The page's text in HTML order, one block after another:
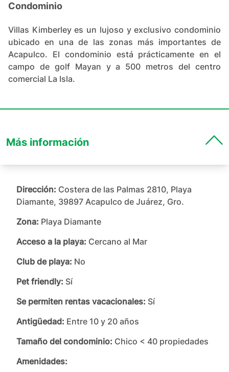
Condominio
Villas Kimberley es un lujoso y exclusivo condominio
ubicado en una de las zonas más importantes de
Acapulco. El condominio está prácticamente en el
campo de golf Mayan y a 500 metros del centro
comercial La Isla.
Más información
Dirección: Costera de las Palmas 2810, Playa
Diamante, 39897 Acapulco de Juárez, Gro.
Zona: Playa Diamante
Acceso a la playa: Cercano al Mar
Club de playa: No
Pet friendly: Sí
Se permiten rentas vacacionales: Sí
Antigüedad: Entre 10 y 20 años
Tamaño del condominio: Chico < 40 propiedades
Amenidades: